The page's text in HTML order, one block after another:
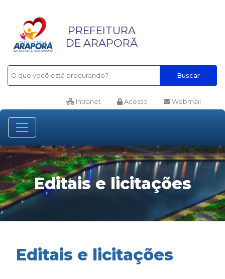
PREFEITURA
DE ARAPORÃ
Buscar
Intranet Acesso Webmail
Editais e licitações
Editais e licitações